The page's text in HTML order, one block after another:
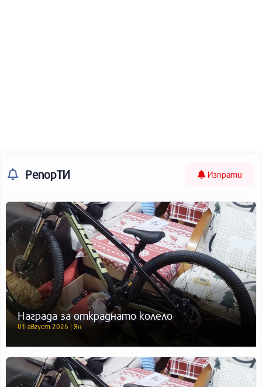
РепорТИ Изпрати
Награда за откраднато колело
01 август 2026 | Ян